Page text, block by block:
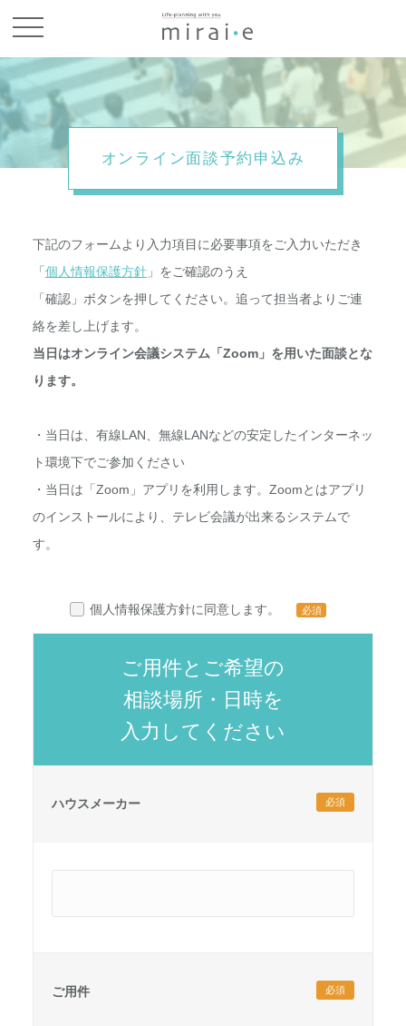
オンライン面談予約申込み
下記のフォームより入力項目に必要事項をご入力いただき
「 個人情報保護方針」をご確認のうえ
「確認」ボタンを押してください。追って担当者よりご連
絡を差し上げます。
当日はオンライン会議システム「Zoom」を用いた面談とな
ります。
・当日は、有線LAN、無線LANなどの安定したインターネッ
ト環境下でご参加ください
・当日は「Zoom」アプリを利用します。Zoomとはアプリ
のインストールにより、テレビ会議が出来るシステムで
す。
個人情報保護方針に同意します。 必須
ご用件とご希望の
相談場所・日時を
入力してください
ハウスメーカー 必須
ご用件 必須